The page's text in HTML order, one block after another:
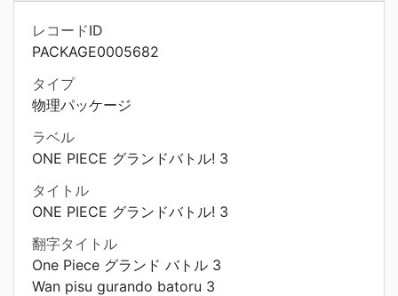
レコードID
PACKAGE0005682
タイプ
物理パッケージ
ラベル
ONE PIECE グランドバトル! 3
タイトル
ONE PIECE グランドバトル! 3
翻字タイトル
One Piece グランド バトル 3
Wan pisu gurando batoru 3